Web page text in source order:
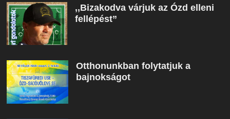
,,Bizakodva várjuk az Ózd elleni
fellépést”
Otthonunkban folytatjuk a
bajnokságot